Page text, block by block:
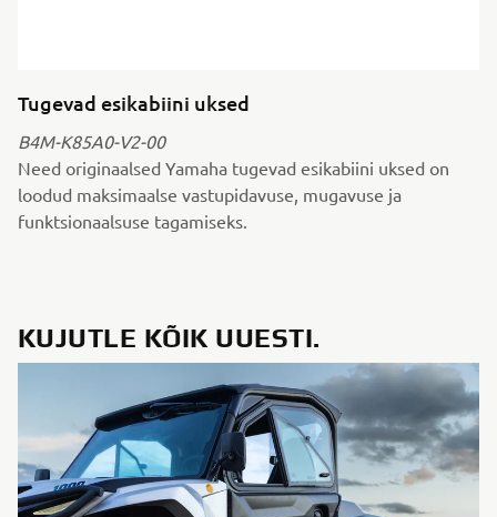
Tugevad esikabiini uksed
B4M-K85A0-V2-00
Need originaalsed Yamaha tugevad esikabiini uksed on
loodud maksimaalse vastupidavuse, mugavuse ja
funktsionaalsuse tagamiseks.
KUJUTLE KÕIK UUESTI.